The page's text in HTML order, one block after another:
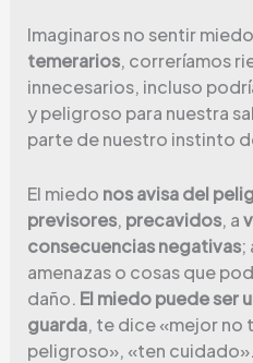
Imaginaros no sentir
temerarios, correríamos
innecesarios, incluso
y peligroso para nuestra
parte de nuestro instinto
El miedo nos avisa del
previsores, precavidos, a
consecuencias negativas;
amenazas o cosas que
daño. El miedo puede ser
guarda, te dice «mejor no
peligroso», «ten